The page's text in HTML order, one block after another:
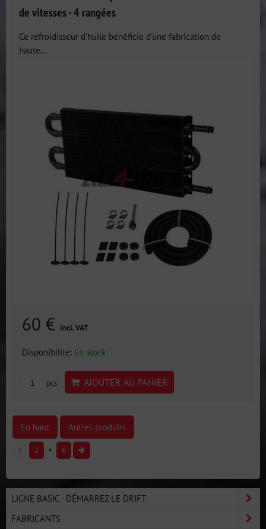
de vitesses - 4 rangées
Ce refroidisseur d'huile bénéficie d'une fabrication de
haute...
60 € incl. VAT
Disponibilité: En stock
pcs AJOUTER AU PANIER
En haut Autres produits
1 2 6
LIGNE BASIC - DÉMARREZ LE DRIFT
FABRICANTS